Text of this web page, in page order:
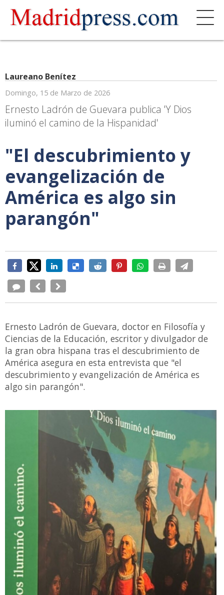
Laureano Benítez
Domingo, 15 de Marzo de 2026
Ernesto Ladrón de Guevara publica 'Y Dios
iluminó el camino de la Hispanidad'
"El descubrimiento y
evangelización de
América es algo sin
parangón"
Ernesto Ladrón de Guevara, doctor en Filosofía y
Ciencias de la Educación, escritor y divulgador de
la gran obra hispana tras el descubrimiento de
América asegura en esta entrevista que "el
descubrimiento y evangelización de América es
algo sin parangón".